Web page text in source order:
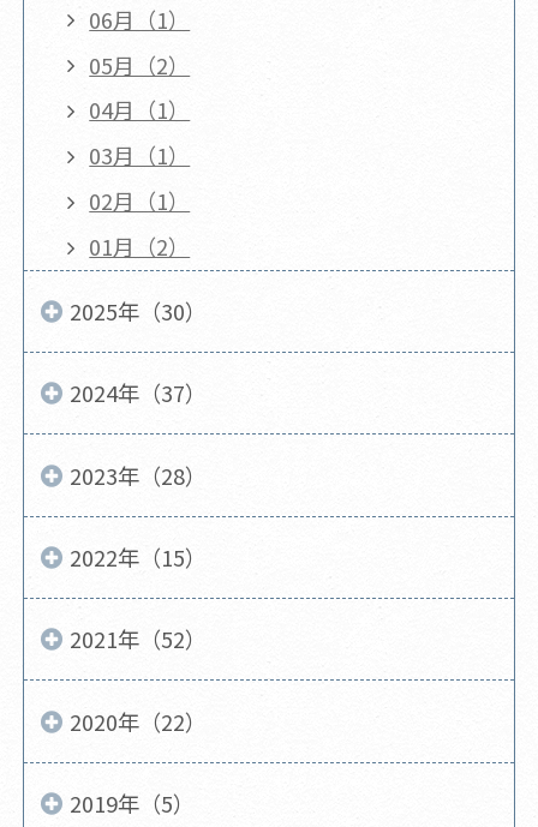
06月（1）
05月（2）
04月（1）
03月（1）
02月（1）
01月（2）
2025年（30）
2024年（37）
2023年（28）
2022年（15）
2021年（52）
2020年（22）
2019年（5）